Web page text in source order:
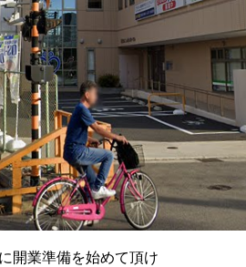
開業準備を始めて頂け